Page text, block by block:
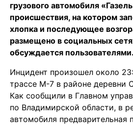
грузового автомобиля
происшествия, на котором
хлопка и последующее
размещено в социальных
обсуждается пользователями.
Инцидент произошел около
трассе М-7 в районе деревни
Как сообщили в Главном
по Владимирской области, в
автомобиля предварительная